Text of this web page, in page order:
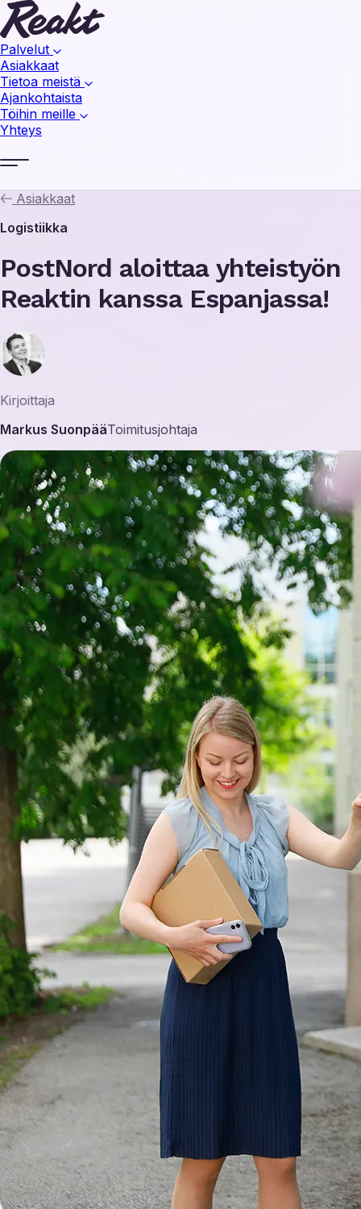
Palvelut
Asiakkaat
Tietoa meistä
Ajankohtaista
Töihin meille
Yhteys
Asiakkaat
Logistiikka
PostNord aloittaa yhteistyön
Reaktin kanssa Espanjassa!
Kirjoittaja
Markus SuonpääToimitusjohtaja